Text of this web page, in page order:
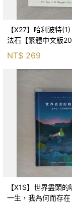
【X27】哈利波特
法石【繁體中文版
NT$ 269
【X1S】世界盡頭
一生，我為何而存在